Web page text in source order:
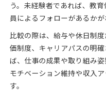
う。未経験者であれば、教
員によるフォローがあるかが
比較の際は、給与や休日制
価制度、キャリアパスの明
ば、仕事の成果や取り組み
モチベーション維持や収入
す。